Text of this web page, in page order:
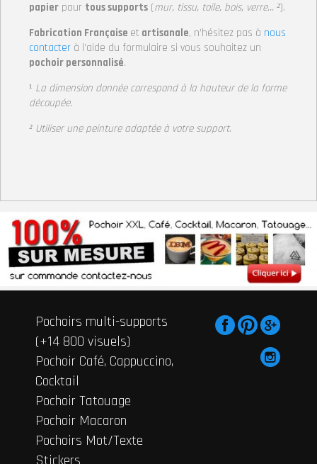
papier pour tous supports (mur, tissu, toile, bois, verre… ²).
Fabrication Française et artisanale, n’hésitez pas à nous
contacter à l’aide du formulaire si vous souhaitez un
pochoir personnalisé.
¹ La dimension donnée correspond à la hauteur de la forme
découpée.
² Utiliser une peinture adaptée à votre support.
Pochoirs multi-supports
(+14 800 visuels)
Pochoir Café, Cappuccino,
Cocktail
Pochoir Tatouage
Pochoir Macaron
Pochoirs Mot/Texte